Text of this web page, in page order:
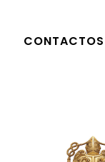
CONTACTOS